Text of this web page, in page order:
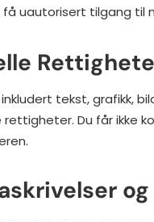
få uautorisert tilgang
inkludert tekst, grafikk,
Du får ikke